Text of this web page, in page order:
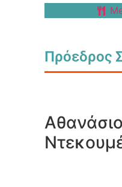
Πρόεδρος